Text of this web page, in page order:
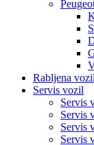
Rabljena
Servis vozil
Servis
Servis
Servis
Servis